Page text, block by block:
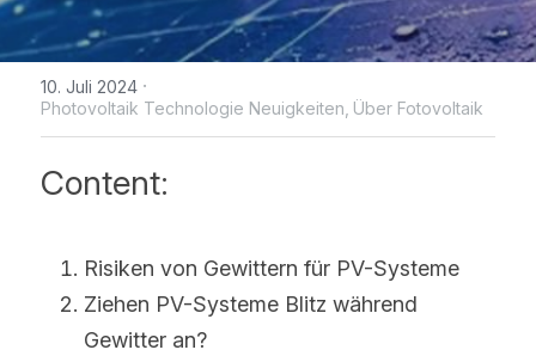
IBC Solarmodul-Technologie
Bifaciale Solarmodul-Technologi
Shingled Solarmodule Technologi
Zeitlich begrenzte Aktion
Broschüre
Photovoltaik Technologie Neuigk
Maysun Solar Nachrichten
Kontaktieren Sie uns
Treten der Facebook-Gruppe bei
WhatsApp
10. Juli 2024 ·
Photovoltaik Technologie Neuigkeiten, Über Fotovoltaik
Content:
Risiken von Gewittern für PV-Systeme
Ziehen PV-Systeme Blitz während
Gewitter an?